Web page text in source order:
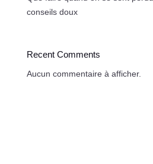
conseils doux
Recent Comments
Aucun commentaire à afficher.